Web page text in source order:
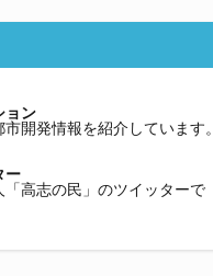
ョン
開発情報を紹介しています。
ー
「高志の民」のツイッターで